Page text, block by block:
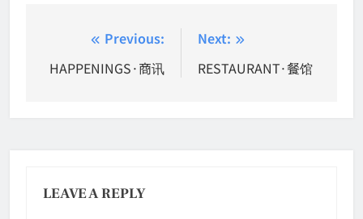
navigation
Previous:
HAPPENINGS·商讯
Next:
RESTAURANT·餐馆
LEAVE A REPLY